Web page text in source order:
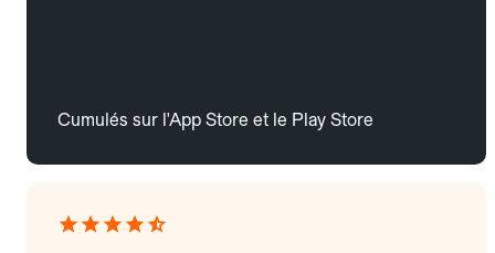
Cumulés sur l'App Store et le Play Store